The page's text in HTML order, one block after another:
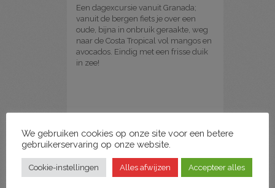
Een dagexcursie vanuit Granada;
vanuit de bergen fiets je over een
oude, bijna in onbruik geraakte, weg
naar de Costa Tropical vol mangos en
avocados. Eindig met een frisse duik
in zee!
VERBINDEN
We gebruiken cookies op onze site voor een betere
gebruikerservaring op onze website.
Cookie-instellingen Alles afwijzen Accepteer alles